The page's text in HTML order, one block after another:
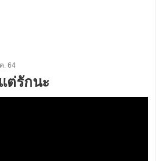
. 64
ต่รักนะ